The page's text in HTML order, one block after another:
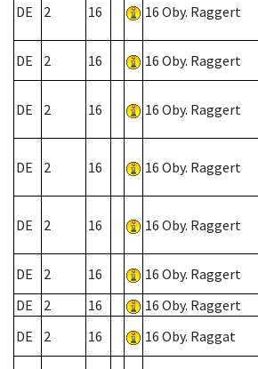
DE 2 16 16 Oby. Raggert
DE 2 16 16 Oby. Raggert
DE 2 16 16 Oby. Raggert
DE 2 16 16 Oby. Raggert
DE 2 16 16 Oby. Raggert
DE 2 16 16 Oby. Raggert
DE
2 16 16 Oby. Raggert
DE
2 16 16 Oby. Raggat